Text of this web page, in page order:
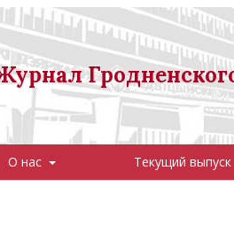
О нас Текущий выпуск